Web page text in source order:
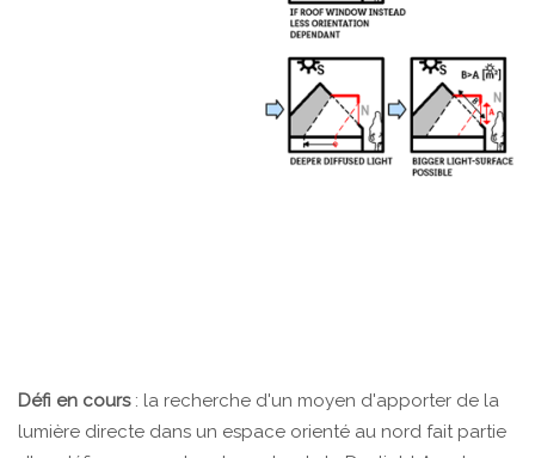
Défi en cours: la recherche d'un moyen d'apporter de la
lumière directe dans un espace orienté au nord fait partie